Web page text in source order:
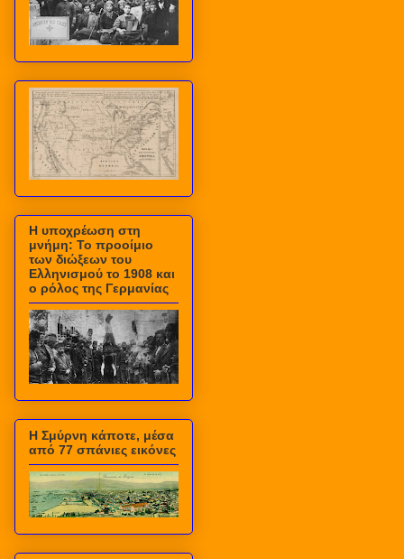
Η υποχρέωση στη
μνήμη: Το προοίμιο
των διώξεων του
Ελληνισμού το 1908 και
ο ρόλος της Γερμανίας
Η Σμύρνη κάποτε, μέσα
από 77 σπάνιες εικόνες